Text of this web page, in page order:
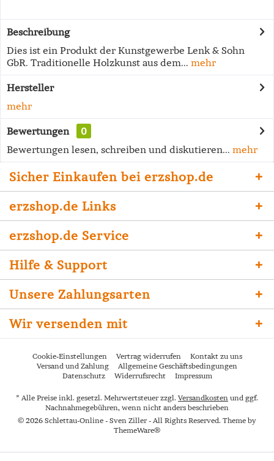
Beschreibung
Dies ist ein Produkt der Kunstgewerbe Lenk & Sohn
GbR. Traditionelle Holzkunst aus dem... mehr
Hersteller
mehr
Bewertungen
0
Bewertungen lesen, schreiben und diskutieren... mehr
Sicher Einkaufen bei erzshop.de
erzshop.de Links
erzshop.de Service
Hilfe & Support
Unsere Zahlungsarten
Wir versenden mit
Cookie-Einstellungen Vertrag widerrufen
Kontakt zu uns
Versand und Zahlung
Allgemeine Geschäftsbedingungen
Datenschutz
Widerrufsrecht Impressum
* Alle Preise inkl. gesetzl. Mehrwertsteuer zzgl. Versandkosten und ggf.
Nachnahmegebühren, wenn nicht anders beschrieben
© 2026 Schlettau-Online - Sven Ziller - All Rights Reserved. Theme by
ThemeWare®